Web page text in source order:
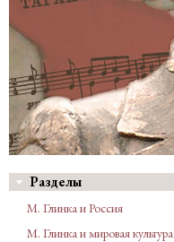
Разделы
М. Глинка и Россия
М. Глинка и мировая культура